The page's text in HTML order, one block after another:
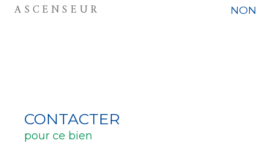
ASCENSEUR NON
CONTACTER
pour ce bien